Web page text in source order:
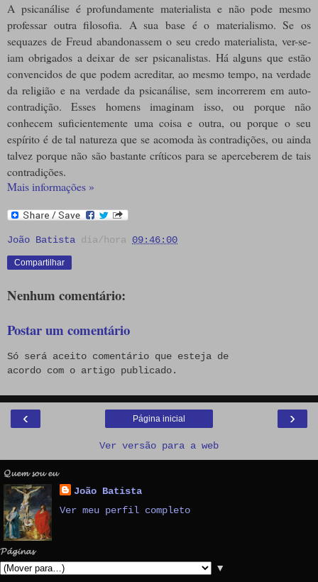
A psicanálise é profundamente materialista e não pode mesmo
professar outra filosofia. A sua base é o materialismo. Se os
sequazes de Freud abandonassem o seu credo materialista, ver-se-
iam obrigados a deixar de ser psicanalistas. Há alguns que estão
convencidos de que podem acreditar, ao mesmo tempo, na verdade
da religião e na verdade da psicanálise, sem incorrerem em auto-
contradição. Esses homens imaginam isso, ou porque não
conhecem suficientemente uma coisa e outra, ou porque o seu
espírito é de tal natureza que se acomoda às contradições, ou ainda
talvez porque não são bastante críticos para se aperceberem de tais
contradições.
Mais informações »
João Batista dia/hora 09:46:00
Compartilhar
Nenhum comentário:
Postar um comentário
Só será aceito comentário que esteja de
acordo com o artigo publicado.
‹ ›
Página inicial
Ver versão para a web
𝓠𝓾𝓮𝓶 𝓼𝓸𝓾 𝓮𝓾
João Batista
Ver meu perfil completo
𝓟𝓪́𝓰𝓲𝓷𝓪𝓼
▼